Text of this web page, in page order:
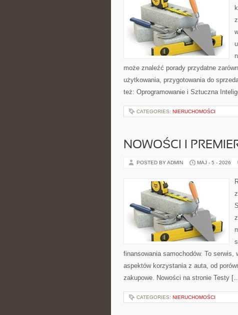
może znaleźć porady przydatne
użytkowania, przygotowania do
też: Oprogramowanie i Sztuczna
CATEGORIES: NIERUCHOMOŚCI
NOWOŚCI I
POSTED BY ADMIN MAJ - 5 - 2026
finansowania samochodów. To
aspektów korzystania z auta, od
zakupowe. Nowości na stronie Testy
CATEGORIES: NIERUCHOMOŚCI